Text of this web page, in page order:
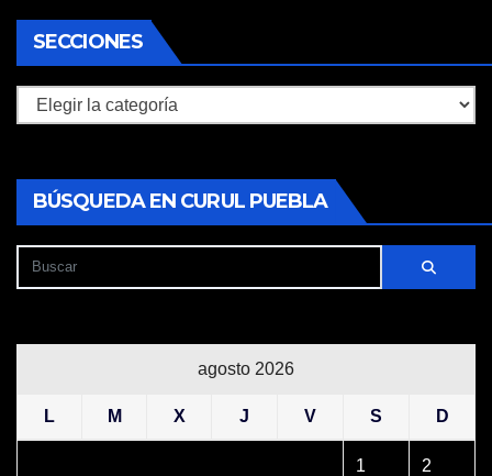
SECCIONES
Secciones
BÚSQUEDA EN CURUL PUEBLA
agosto 2026
L M X J V S D
1 2